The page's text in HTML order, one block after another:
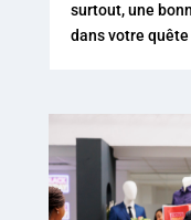
surtout, une
dans votre quête